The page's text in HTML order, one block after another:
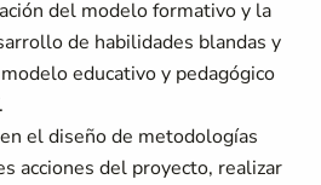
del modelo formativo y la
de habilidades blandas y
educativo y pedagógico
el diseño de metodologías
acciones del proyecto, realizar